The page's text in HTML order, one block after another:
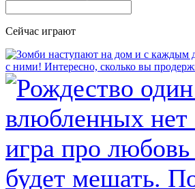
Сейчас играют